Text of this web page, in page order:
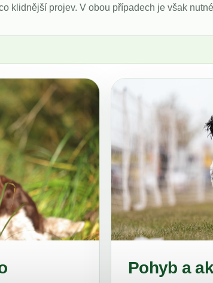
klidnější projev. V obou případech je však
Pohyb a